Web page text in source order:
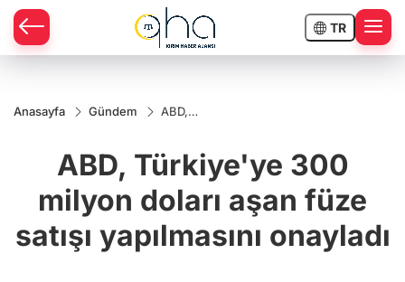
TR
Anasayfa Gündem
ABD,
milyon
doları aşan
füze satışı
yapılmasını
onayladı
ABD, Türkiye'ye 300
milyon doları aşan füze
satışı yapılmasını onayladı